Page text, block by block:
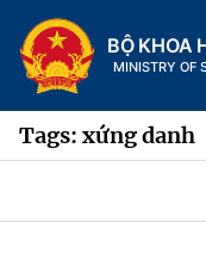
BỘ KHOA
MINISTRY OF
Tags: xứng danh